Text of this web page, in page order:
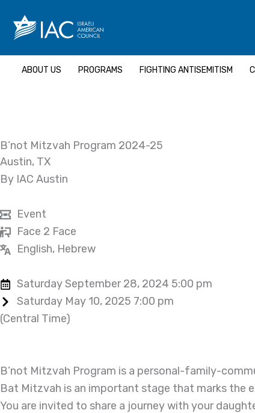
content
ABOUT US PROGRAMS FIGHTING ANTISEMITISM
B’not Mitzvah Program 2024-25
Austin, TX
By IAC Austin
Event
Face 2 Face
English, Hebrew
Saturday September 28, 2024 5:00 pm
Saturday May 10, 2025 7:00 pm
(Central Time)
B’not Mitzvah Program is a personal-family-
Bat Mitzvah is an important stage that marks the
You are invited to share a journey with your